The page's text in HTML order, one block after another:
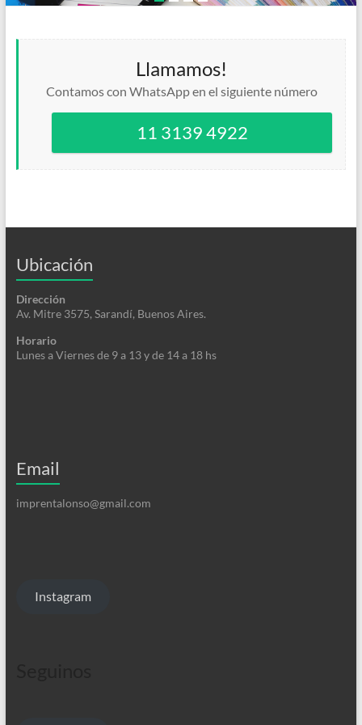
Llamamos!
Contamos con WhatsApp en el siguiente número
11 3139 4922
Ubicación
Dirección
Av. Mitre 3575, Sarandí, Buenos Aires.
Horario
Lunes a Viernes de 9 a 13 y de 14 a 18 hs
Email
imprentalonso@gmail.com
Instagram